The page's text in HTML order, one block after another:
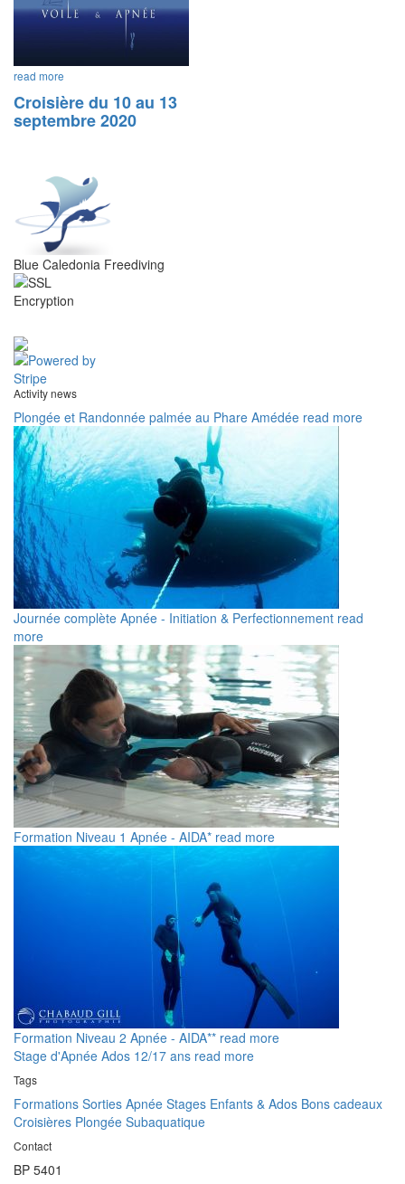
read more
Croisière du 10 au 13
septembre 2020
Blue Caledonia Freediving
Activity news
Plongée et Randonnée palmée au Phare Amédée read more
Journée complète Apnée - Initiation & Perfectionnement read
more
Formation Niveau 1 Apnée - AIDA* read more
Formation Niveau 2 Apnée - AIDA** read more
Stage d'Apnée Ados 12/17 ans read more
Tags
Formations Sorties Apnée Stages Enfants & Ados Bons cadeaux
Croisières Plongée Subaquatique
Contact
BP 5401